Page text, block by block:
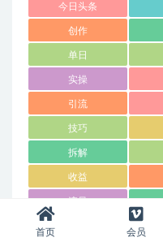
今日头条
创作
单日
实操
引流
技巧
拆解
收益
流量
首页 会员